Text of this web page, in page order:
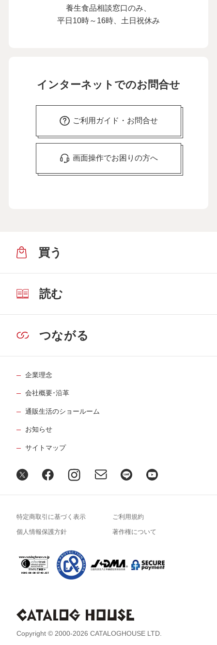
養生食品相談窓口のみ、
平日10時～16時、土日祝休み
インターネットでのお問合せ
ご利用ガイド・お問合せ
画面操作でお困りの方へ
買う
読む
つながる
企業理念
会社概要･沿革
通販生活のショールーム
お知らせ
サイトマップ
Copyright © 2000-2026 CATALOGHOUSE LTD.
特定商取引に基づく表示 ご利用規約
個人情報保護方針 著作権について